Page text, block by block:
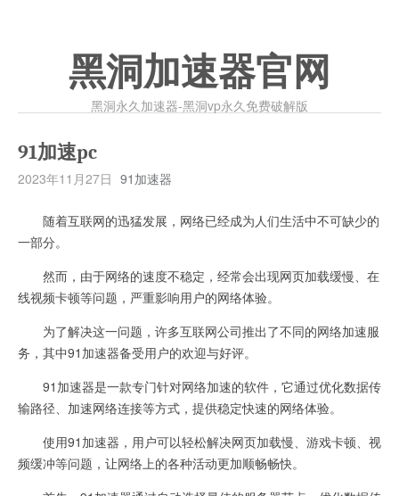
黑洞加速器官网
黑洞永久加速器-黑洞vp永久免费破解版
91加速pc
2023年11月27日 91加速器
随着互联网的迅猛发展，网络已经成为人们生活中不可缺少的
一部分。
然而，由于网络的速度不稳定，经常会出现网页加载缓慢、在
线视频卡顿等问题，严重影响用户的网络体验。
为了解决这一问题，许多互联网公司推出了不同的网络加速服
务，其中91加速器备受用户的欢迎与好评。
91加速器是一款专门针对网络加速的软件，它通过优化数据传
输路径、加速网络连接等方式，提供稳定快速的网络体验。
使用91加速器，用户可以轻松解决网页加载慢、游戏卡顿、视
频缓冲等问题，让网络上的各种活动更加顺畅畅快。